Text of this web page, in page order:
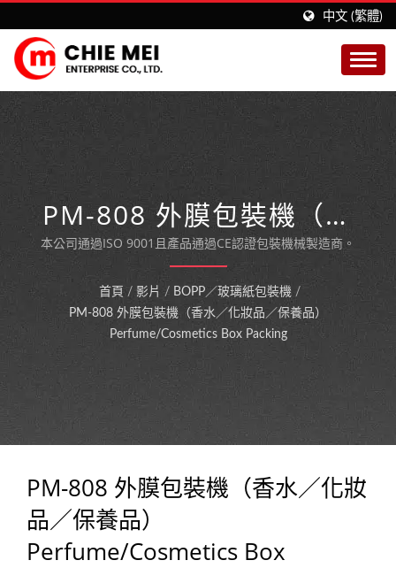
中文 (繁體)
PM-808 外膜包裝機（香
水／化妝品／保養品）
PERFUME/COSMETICS
BOX PACKING
本公司通過ISO 9001且產品通過CE認證包裝機械製造商。
首頁 / 影片 / BOPP／玻璃紙包裝機 /
PM-808 外膜包裝機（香水／化妝品／保養品）
Perfume/Cosmetics Box Packing
PM-808 外膜包裝機（香水／化妝
品／保養品）
Perfume/Cosmetics Box